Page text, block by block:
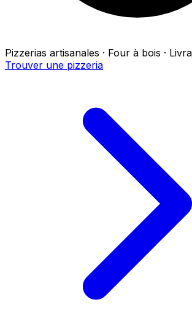
Pizzerias artisanales · Four à bois ·
Trouver une pizzeria